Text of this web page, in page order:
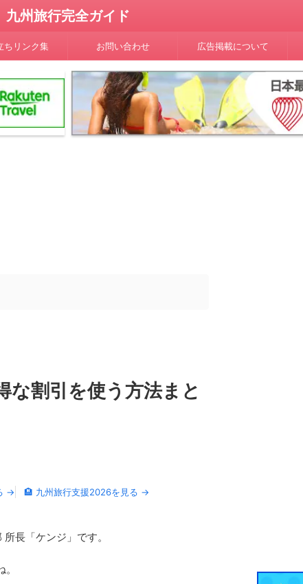
九州旅行完全ガイド
ちリンク集 お問い合わせ 広告掲載について
な割引を使う方法まと
→ 🏨 九州旅行支援2026を見る →
長「ケンジ」です。